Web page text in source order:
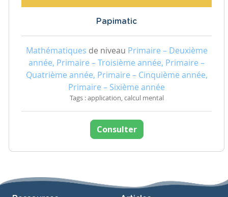
Papimatic
Mathématiques de niveau Primaire – Deuxième
année, Primaire – Troisième année, Primaire –
Quatrième année, Primaire – Cinquième année,
Primaire – Sixième année
Tags : application, calcul mental
Consulter